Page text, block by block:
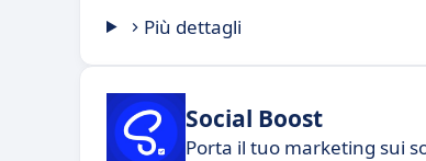
Più dettagli
Social Boost
Porta il tuo marketing sui